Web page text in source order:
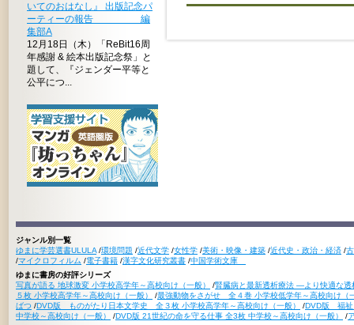
いてのおはなし』 出版記念パ
ーティーの報告 編
集部A
12月18日（木）「ReBit16周
年感謝 & 絵本出版記念祭」と
題して、『ジェンダー平等と
公平につ...
ジャンル別一覧
ゆまに学芸選書ULULA /環境問題 /近代文学 /女性学 /美術・映像・建築 /近代史・政治・経済 /
/マイクロフィルム /電子書籍 /漢字文化研究叢書 /中国学術文庫
ゆまに書房の好評シリーズ
写真が語る 地球激変 小学校高学年～高校向け（一般）
/腎臓病と最新透析療法 ―より快適な
５枚 小学校高学年～高校向け（一般）
/最強動物をさがせ 全４巻 小学校低学年～高校向け（
ばつ /DVD版 ものがたり日本文学史 全３枚 小学校高学年～高校向け（一般） /DVD版 福祉
中学校～高校向け（一般）
/DVD版 21世紀の命を守る仕事 全3枚 中学校～高校向け（一般） /